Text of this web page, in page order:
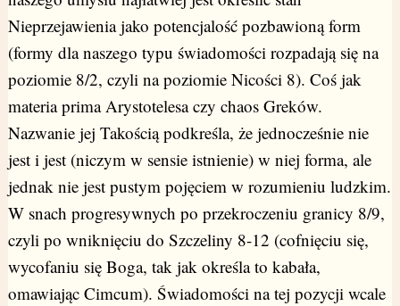
Nieprzejawienia jako potencjalość pozbawioną form
(formy dla naszego typu świadomości rozpadają się na
poziomie 8/2, czyli na poziomie Nicości 8). Coś jak
materia prima Arystotelesa czy chaos Greków.
Nazwanie jej Takością podkreśla, że jednocześnie nie
jest i jest (niczym w sensie istnienie) w niej forma, ale
jednak nie jest pustym pojęciem w rozumieniu ludzkim.
W snach progresywnych po przekroczeniu granicy 8/9,
czyli po wniknięciu do Szczeliny 8-12 (cofnięciu się,
wycofaniu się Boga, tak jak określa to kabała,
omawiając Cimcum). Świadomości na tej pozycji wcale